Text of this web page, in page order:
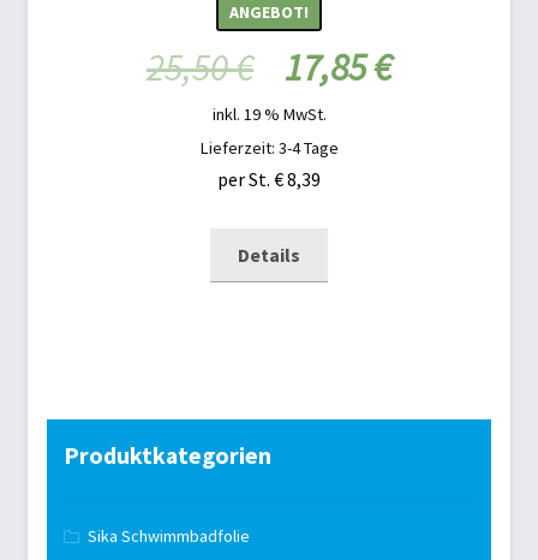
ANGEBOT!
25,50€ 17,85€
inkl. 19 % MwSt.
Lieferzeit: 3-4 Tage
per St. € 8,39
Details
Produktkategorien
Sika Schwimmbadfolie